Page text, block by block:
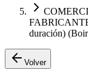
duración)
Volver